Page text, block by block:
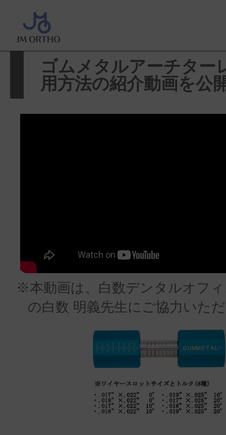
ホーム
チターレット 使用方法の紹介動画を
ゴムメタルアーチタ
用方法の紹介動画を公
※本動画は、白数デンタルオフ
の白数 明義先生にご協力いた